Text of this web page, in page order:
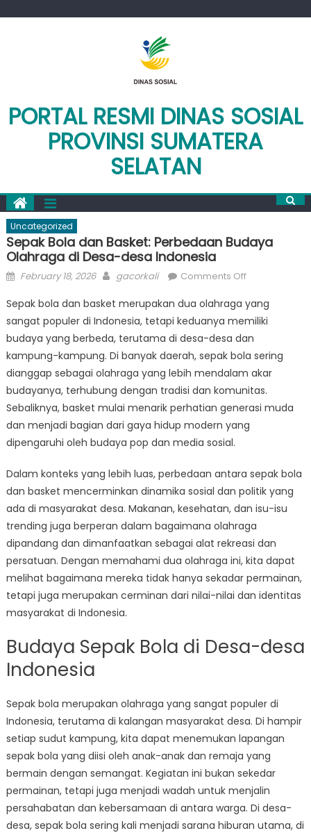
PORTAL RESMI DINAS SOSIAL
PROVINSI SUMATERA
SELATAN
Uncategorized
Sepak Bola dan Basket: Perbedaan Budaya
Olahraga di Desa-desa Indonesia
Posted
February 18, 2026 Author
gacorkali Comments Offon
Bola
dan
Basket:
Perbedaan
Budaya
Olahraga
di
desa
Sepak bola dan basket merupakan dua olahraga yang
sangat populer di Indonesia, tetapi keduanya memiliki
budaya yang berbeda, terutama di desa-desa dan
kampung-kampung. Di banyak daerah, sepak bola sering
dianggap sebagai olahraga yang lebih mendalam akar
budayanya, terhubung dengan tradisi dan komunitas.
Sebaliknya, basket mulai menarik perhatian generasi muda
dan menjadi bagian dari gaya hidup modern yang
dipengaruhi oleh budaya pop dan media sosial.
Dalam konteks yang lebih luas, perbedaan antara sepak bola
dan basket mencerminkan dinamika sosial dan politik yang
ada di masyarakat desa. Makanan, kesehatan, dan isu-isu
trending juga berperan dalam bagaimana olahraga
dipandang dan dimanfaatkan sebagai alat rekreasi dan
persatuan. Dengan memahami dua olahraga ini, kita dapat
melihat bagaimana mereka tidak hanya sekadar permainan,
tetapi juga merupakan cerminan dari nilai-nilai dan identitas
masyarakat di Indonesia.
Budaya Sepak Bola di Desa-desa
Indonesia
Sepak bola merupakan olahraga yang sangat populer di
Indonesia, terutama di kalangan masyarakat desa. Di hampir
setiap sudut kampung, kita dapat menemukan lapangan
sepak bola yang diisi oleh anak-anak dan remaja yang
bermain dengan semangat. Kegiatan ini bukan sekedar
permainan, tetapi juga menjadi wadah untuk menjalin
persahabatan dan kebersamaan di antara warga. Di desa-
desa, sepak bola sering kali menjadi sarana hiburan utama, di